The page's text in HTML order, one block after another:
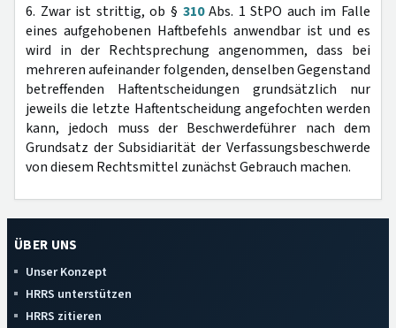
6. Zwar ist strittig, ob § 310Abs. 1 StPO auch im Falle
eines aufgehobenen Haftbefehls anwendbar ist und es
wird in der Rechtsprechung angenommen, dass bei
mehreren aufeinander folgenden, denselben Gegenstand
betreffenden Haftentscheidungen grundsätzlich nur
jeweils die letzte Haftentscheidung angefochten werden
kann, jedoch muss der Beschwerdeführer nach dem
Grundsatz der Subsidiarität der Verfassungsbeschwerde
von diesem Rechtsmittel zunächst Gebrauch machen.
ÜBER UNS
Unser Konzept
HRRS unterstützen
HRRS zitieren